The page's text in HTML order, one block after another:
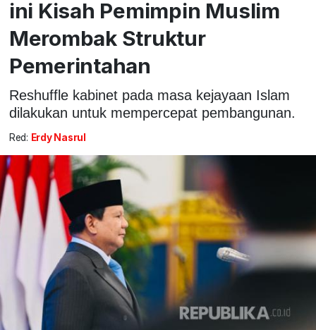
ini Kisah Pemimpin Muslim
Merombak Struktur
Pemerintahan
Reshuffle kabinet pada masa kejayaan Islam
dilakukan untuk mempercepat pembangunan.
Red: Erdy Nasrul